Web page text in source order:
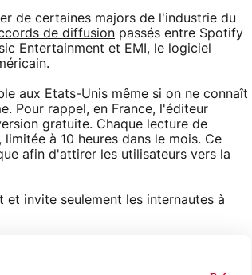
de certaines majors de l'industrie du
de diffusion passés entre Spotify
Entertainment et EMI, le logiciel
aux Etats-Unis même si on ne connaît
Pour rappel, en France, l'éditeur
gratuite. Chaque lecture de
à 10 heures dans le mois. Ce
afin d'attirer les utilisateurs vers la
invite seulement les internautes à